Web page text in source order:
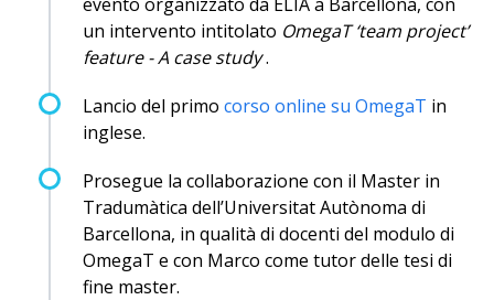
un intervento intitolato OmegaT ‘team project’
feature - A case study.
Lancio del primo corso online su OmegaT in
inglese.
Prosegue la collaborazione con il Master in
Tradumàtica dell’Universitat Autònoma di
Barcellona, in qualità di docenti del modulo di
OmegaT e con Marco come tutor delle tesi di
fine master.